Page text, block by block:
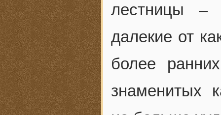
лестницы –
далекие от
более
знаменитых